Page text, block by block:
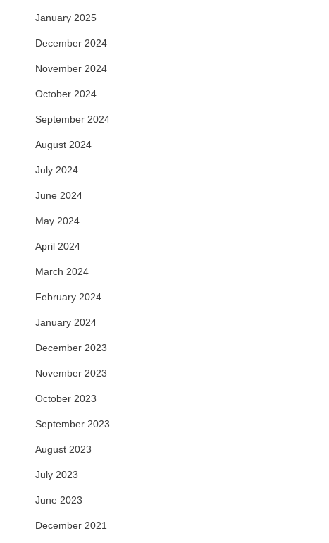
January 2025
December 2024
November 2024
October 2024
September 2024
August 2024
July 2024
June 2024
May 2024
April 2024
March 2024
February 2024
January 2024
December 2023
November 2023
October 2023
September 2023
August 2023
July 2023
June 2023
December 2021